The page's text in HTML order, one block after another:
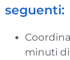
seguenti:
minuti